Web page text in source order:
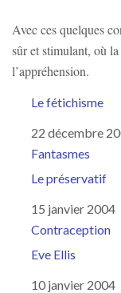
Avec ces quelques
sûr et stimulant, où
l’appréhension.
Le fétichisme
Date
22 décembre
Par rapport à
Fantasmes
Le préservatif
Date
15 janvier 2004
Par rapport à
Contraception
Eve Ellis
Date
10 janvier 2004